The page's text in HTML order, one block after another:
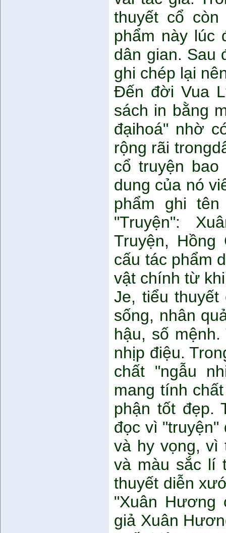
thuyết cổ
phẩm này lúc
dân gian. Sau
ghi chép lại
Đến đời Vua
sách in bằng
đạihoá" nhờ
rộng rãi
cổ truyện
dung của nó
phẩm ghi
"Truyện":
Truyện,
cấu tác phẩm
vật chính từ
Je, tiểu thuyết
sống, nhân
hậu, số
nhịp điệu.
chất "ngẫu
mang tính
phận tốt đẹp.
đọc vì
và hy vọng, vì
và màu sắc lí
thuyết diễn
"Xuân Hương
giả Xuân